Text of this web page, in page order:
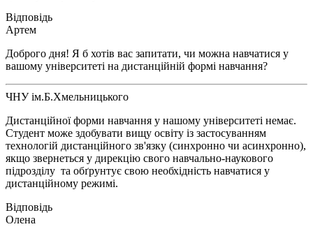
Артем
Доброго дня! Я б хотів вас запитати, чи можна навчатися у
вашому університеті на дистанційній формі навчання?
ЧНУ ім.Б.Хмельницького
Дистанційної форми навчання у нашому університеті немає.
Студент може здобувати вищу освіту із застосуванням
технологій дистанційного зв'язку (синхронно чи асинхронно),
якщо звернеться у дирекцію свого навчально-наукового
підрозділу та обґрунтує свою необхідність навчатися у
дистанційному режимі.
Олена